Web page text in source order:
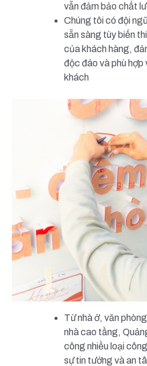
vẫn đảm bảo chất
Chúng tôi có đội
sẵn sàng tùy biến
của khách hàng,
độc đáo và phù
khách
Từ nhà ở, văn
nhà cao tầng,
công nhiều loại
sự tin tưởng và an